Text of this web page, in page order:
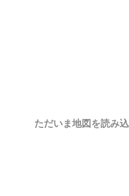
ただいま地図を読み